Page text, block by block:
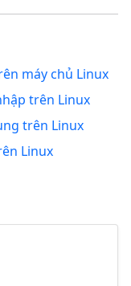
máy chủ Linux
trên Linux
trên Linux
Linux